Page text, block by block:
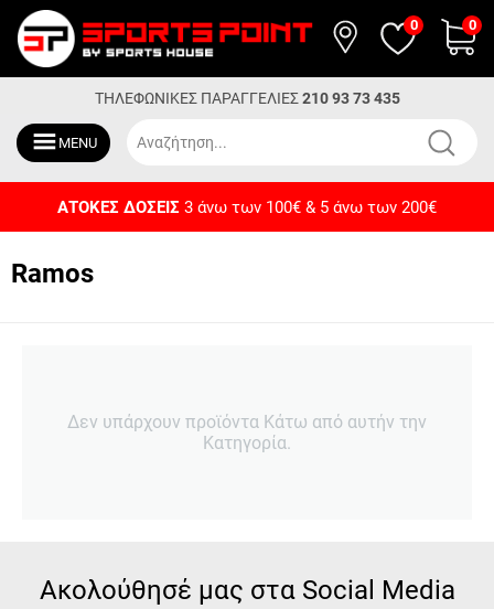
0 0
ΤΗΛΕΦΩΝΙΚΕΣ ΠΑΡΑΓΓΕΛΙΕΣ 210 93 73 435
MENU
ΔΩΡΕΑΝ ΜΕΤΑΦΟΡΙΚΑΓια αγορές άνω των 50€
Ramos
Δεν υπάρχουν προϊόντα Κάτω από αυτήν την
Κατηγορία.
Ακολούθησέ μας στα Social Media